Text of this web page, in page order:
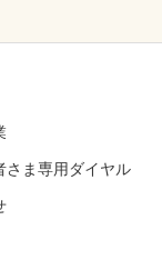
さま専用ダイヤル